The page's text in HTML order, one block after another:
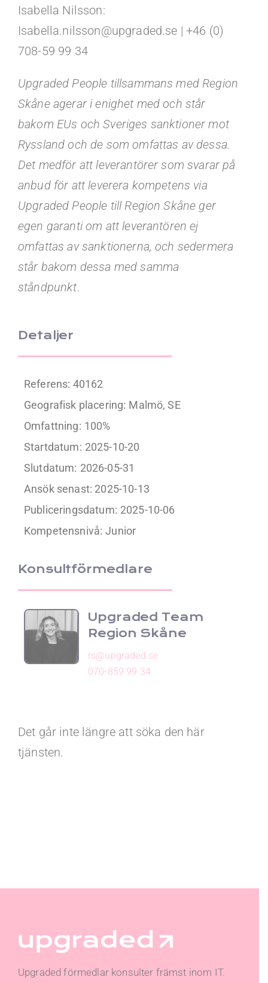
Isabella Nilsson:
Isabella.nilsson@upgraded.se | +46 (0)
708-59 99 34
Upgraded People tillsammans med Region
Skåne agerar i enighet med och står
bakom EUs och Sveriges sanktioner mot
Ryssland och de som omfattas av dessa.
Det medför att leverantörer som svarar på
anbud för att leverera kompetens via
Upgraded People till Region Skåne ger
egen garanti om att leverantören ej
omfattas av sanktionerna, och sedermera
står bakom dessa med samma
ståndpunkt.
Detaljer
Referens: 40162
Geografisk placering: Malmö, SE
Omfattning: 100%
Startdatum: 2025-10-20
Slutdatum: 2026-05-31
Ansök senast: 2025-10-13
Publiceringsdatum: 2025-10-06
Kompetensnivå: Junior
Konsultförmedlare
Upgraded Team
Region Skåne
rs@upgraded.se
070-859 99 34
Det går inte längre att söka den här
tjänsten.
Upgraded förmedlar konsulter främst inom IT.